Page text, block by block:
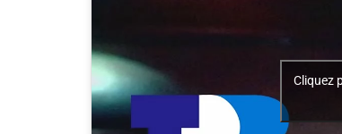
Cliquez